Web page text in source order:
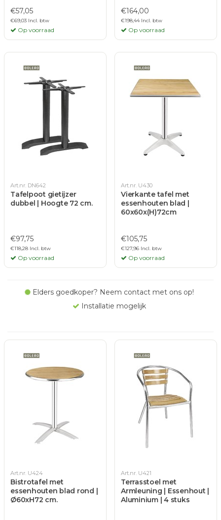
€57,05
€69,03 Incl. btw
Op voorraad
€164,00
€198,44 Incl. btw
Op voorraad
Art.nr. DN642
Tafelpoot gietijzer
dubbel | Hoogte 72 cm.
€97,75
€118,28 Incl. btw
Op voorraad
Art.nr. U430
Vierkante tafel met
essenhouten blad |
60x60x(H)72cm
€105,75
€127,96 Incl. btw
Op voorraad
Elders goedkoper? Neem contact met ons op!
Installatie mogelijk
Art.nr. U424
Bistrotafel met
essenhouten blad rond |
Ø60xH72 cm.
Art.nr. U421
Terrasstoel met
Armleuning | Essenhout |
Aluminium | 4 stuks